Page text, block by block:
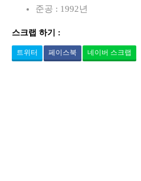
준공 : 1992년
스크랩 하기 :
트위터 페이스북 네이버 스크랩